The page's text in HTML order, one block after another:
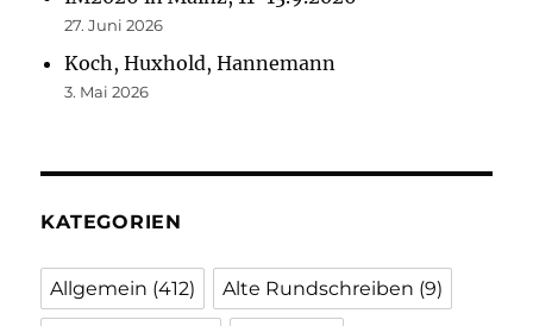
27. Juni 2026
Koch, Huxhold, Hannemann
3. Mai 2026
KATEGORIEN
Allgemein (412) Alte Rundschreiben (9)